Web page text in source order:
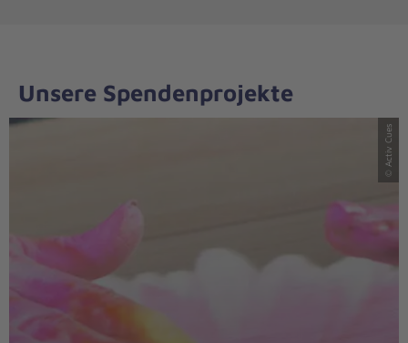
Unsere Spendenprojekte
© Activ Cues